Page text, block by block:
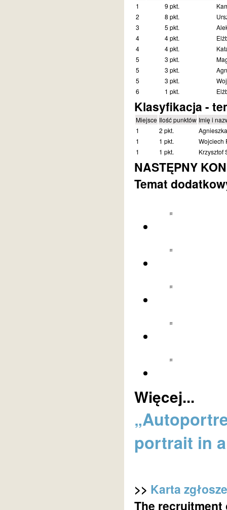
1
9 pkt.
2
8 pkt.
3
5 pkt.
4
4 pkt.
4
4 pkt.
5
3 pkt.
5
3 pkt.
5
3 pkt.
6
1 pkt.
Klasyfikacja -
Miejsce Ilość punktów Imię i
1
2 pkt.
1
1 pkt.
Wojciech
1
1 pkt. Krzysztof
NASTĘPNY
Temat
Więcej...
portrait in
>> Karta
The